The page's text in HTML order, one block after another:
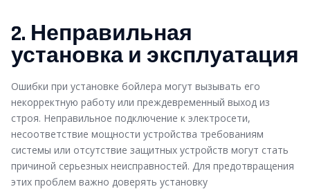
2. Неправильная
установка и эксплуатация
Ошибки при установке бойлера могут вызывать его
некорректную работу или преждевременный выход из
строя. Неправильное подключение к электросети,
несоответствие мощности устройства требованиям
системы или отсутствие защитных устройств могут стать
причиной серьезных неисправностей. Для предотвращения
этих проблем важно доверять установку